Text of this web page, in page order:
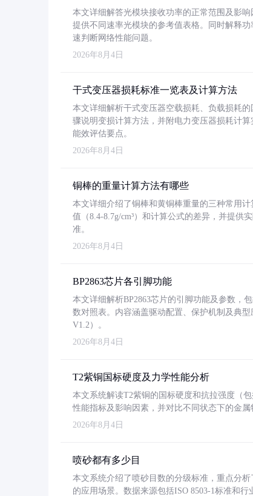
本文详细解答光模块接收功率的正常范围及影
提供不同速率光模块的参考值表格。同时解释
速判断网络性能问题。
2026年8月4日
干式变压器损耗标准一览表及计算方法
本文详细解析干式变压器空载损耗、负载损耗
骤说明变损计算方法，并附电力变压器损耗计
能效评估要点。
2026年8月4日
铜棒的重量计算方法有哪些
本文详细介绍了铜棒和黄铜棒重量的三种常用
值（8.4-8.7g/cm³）和计算公式的差异，并提供
准。
2026年8月4日
BP2863芯片各引脚功能
本文详细解析BP2863芯片的引脚功能及参数，
数对照表。内容涵盖驱动配置、保护机制及典
V1.2）。
2026年8月4日
T2紫铜国标硬度及力学性能分析
本文系统解读T2紫铜的国标硬度和抗拉强度（
性能指标及影响因素，并对比不同状态下的金属
2026年8月4日
喷砂都有多少目
本文系统介绍了喷砂目数的分级标准，重点分
的应用场景。数据来源包括ISO 8503-1标准和